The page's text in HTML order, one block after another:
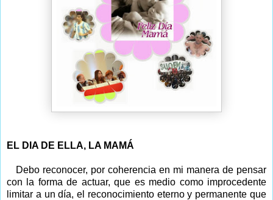
EL DIA DE ELLA, LA MAMÁ
Debo reconocer, por coherencia en mi manera de pensar
con la forma de actuar, que es medio como improcedente
limitar a un día, el reconocimiento eterno y permanente que